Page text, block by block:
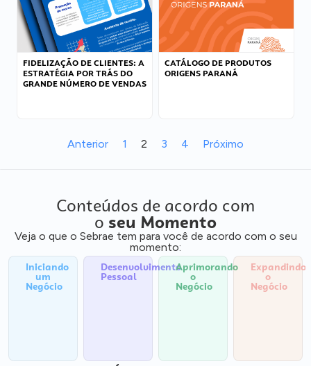
FIDELIZAÇÃO DE CLIENTES: A
ESTRATÉGIA POR TRÁS DO
GRANDE NÚMERO DE VENDAS
CATÁLOGO DE PRODUTOS
ORIGENS PARANÁ
Anterior 1 2 3 4 Próximo
Conteúdos de acordo com
o seu Momento
Veja o que o Sebrae tem para você de acordo com o seu
momento:
Iniciando
um
Negócio
Desenvolvimento
Pessoal
Aprimorando
o
Negócio
Expandindo
o
Negócio